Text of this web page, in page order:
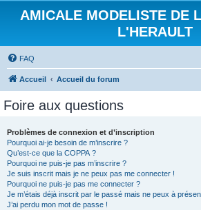
AMICALE MODELISTE DE
L'HERAULT
FAQ
Accueil Accueil du forum
Foire aux questions
Problèmes de connexion et d’inscription
Pourquoi ai-je besoin de m’inscrire ?
Qu’est-ce que la COPPA ?
Pourquoi ne puis-je pas m’inscrire ?
Je suis inscrit mais je ne peux pas me connecter !
Pourquoi ne puis-je pas me connecter ?
Je m’étais déjà inscrit par le passé mais ne peux à
J’ai perdu mon mot de passe !